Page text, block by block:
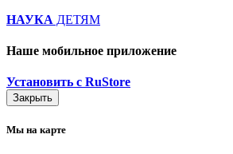
НАУКА ДЕТЯМ
Наше мобильное приложение
Установить с RuStore
Закрыть
Мы на карте